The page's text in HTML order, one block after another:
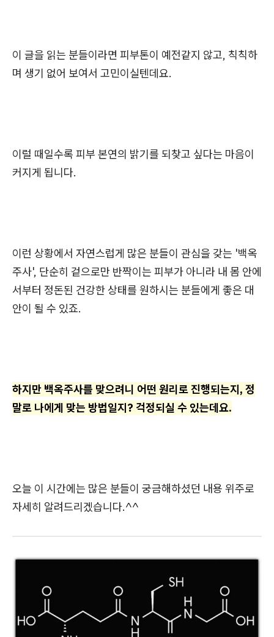
이 글을 읽는 분들이라면 피부톤이 예전같지 않고, 칙칙하
며 생기 없어 보여서 고민이실텐데요.
이럴 때일수록 피부 본연의 밝기를 되찾고 싶다는 마음이
커지게 됩니다.
이런 상황에서 자연스럽게 많은 분들이 관심을 갖는 '백옥
주사', 단순히 겉으로만 반짝이는 피부가 아니라 내 몸 안에
서부터 정돈된 건강한 상태를 원하시는 분들에게 좋은 대
안이 될 수 있죠.
하지만 백옥주사를 맞으려니 어떤 원리로 진행되는지, 정
말로 나에게 맞는 방법일지? 걱정되실 수 있는데요.
오늘 이 시간에는 많은 분들이 궁금해하셨던 내용 위주로
자세히 알려드리겠습니다.^^